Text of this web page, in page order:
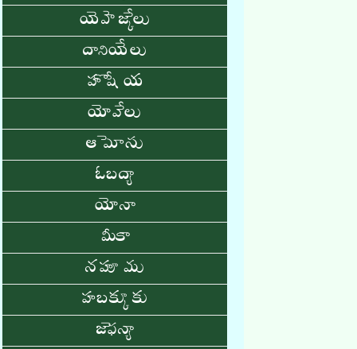
యెహెజ్కేలు
దానియేలు
హొషేయ
యోవేలు
ఆమోసు
ఓబద్యా
యోనా
మీకా
నహూము
హబక్కూకు
జెఫన్యా